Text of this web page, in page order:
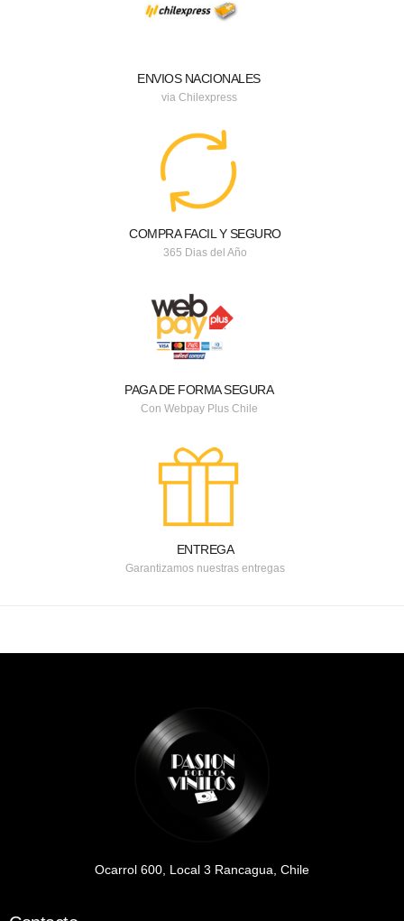
ENVIOS NACIONALES
via Chilexpress
COMPRA FACIL Y SEGURO
365 Dias del Año
PAGA DE FORMA SEGURA
Con Webpay Plus Chile
ENTREGA
Garantizamos nuestras entregas
Ocarrol 600, Local 3 Rancagua, Chile